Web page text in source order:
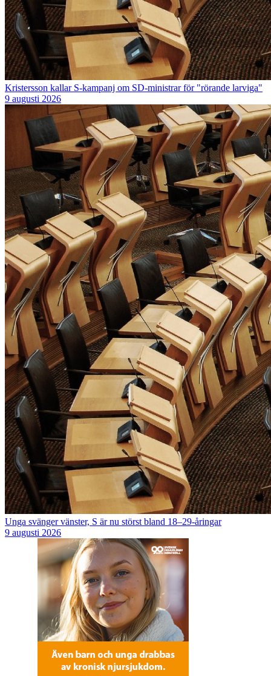
Kristersson kallar S-kampanj om SD-ministrar för "rörande larviga"
9 augusti 2026
Unga svänger vänster, S är nu störst bland 18–29-åringar
9 augusti 2026